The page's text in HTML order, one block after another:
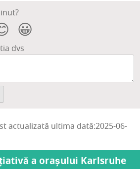
😀
dvs
actualizată ultima dată:2025-06-
a orașului Karlsruhe